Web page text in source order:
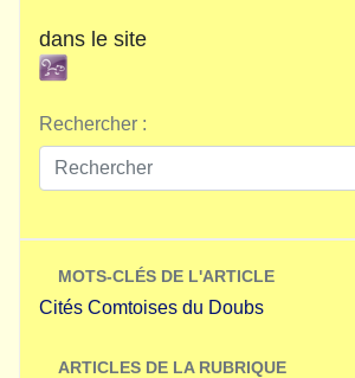
dans le site
Rechercher :
MOTS-CLÉS DE L'ARTICLE
Cités Comtoises du Doubs
ARTICLES DE LA RUBRIQUE